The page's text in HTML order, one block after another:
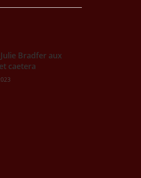
Bradfer aux
caetera